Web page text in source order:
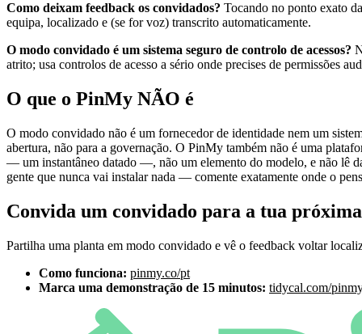
Como deixam feedback os convidados? Tocando no ponto exato
equipa, localizado e (se for voz) transcrito automaticamente.
O modo convidado é um sistema seguro de controlo de acessos?
atrito; usa controlos de acesso a sério onde precises de permissões
O que o PinMy NÃO é
O modo convidado não é um fornecedor de identidade nem um
abertura, não para a governação. O PinMy também não é uma
— um instantâneo datado —, não um elemento do modelo, e não lê
gente que nunca vai instalar nada — comente exatamente onde o
Convida um convidado para a tua
Partilha uma planta em modo convidado e vê o feedback voltar
Como funciona: pinmy.co/pt
Marca uma demonstração de 15 minutos: tidycal.com/